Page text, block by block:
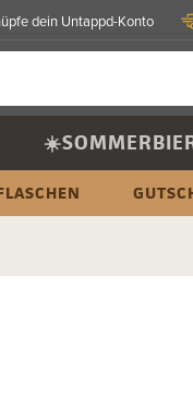
dein Untappd-Konto